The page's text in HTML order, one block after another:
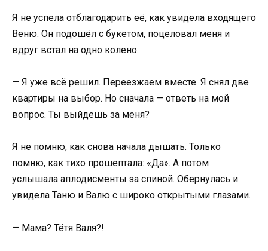
Я не успела отблагодарить её, как увидела входящего
Веню. Он подошёл с букетом, поцеловал меня и
вдруг встал на одно колено:
— Я уже всё решил. Переезжаем вместе. Я снял две
квартиры на выбор. Но сначала — ответь на мой
вопрос. Ты выйдешь за меня?
Я не помню, как снова начала дышать. Только
помню, как тихо прошептала: «Да». А потом
услышала аплодисменты за спиной. Обернулась и
увидела Таню и Валю с широко открытыми глазами.
— Мама? Тётя Валя?!